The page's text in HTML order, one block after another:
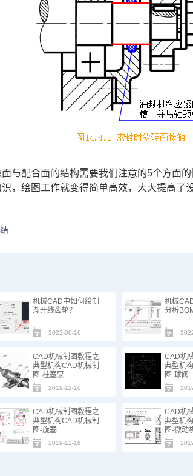
与配合面的结构需要我们注意的5个方面
，绘图工作就变得简单高效，大大提高了
机械CAD中如何绘制
渐开线齿轮？
2022-06-16
机械
分析
CAD机械制图教程之
典型机构CAD机械制
图-柱塞泵
2019-12-16
CAD机
典型机
图-球阀
CAD机械制图教程之
典型机构CAD机械制
图-旋塞
2019-12-16
CAD机
典型机
图-微动